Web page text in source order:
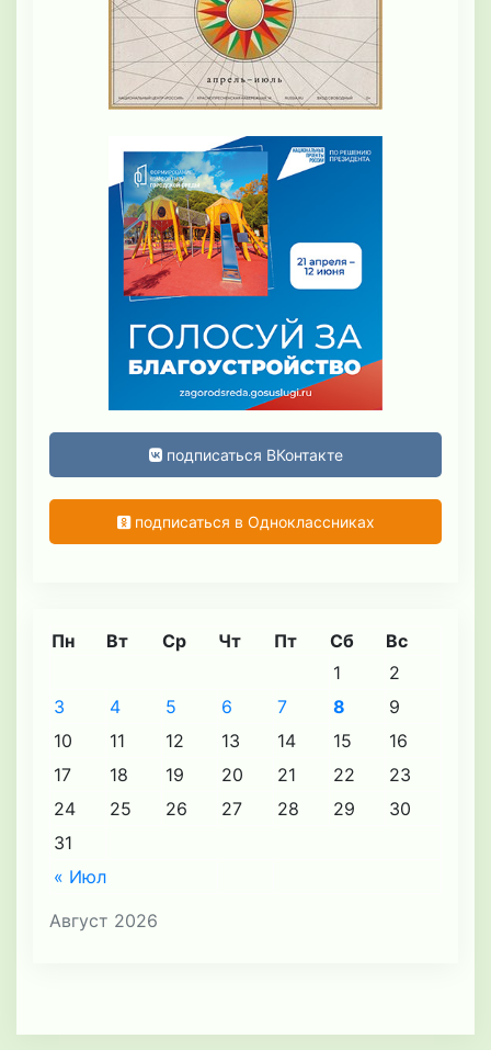
подписаться ВКонтакте
подписаться в Одноклассниках
Август 2026
Пн Вт Ср Чт Пт Сб Вс
« Июл
1
2
3
4 5 6 7 8
9
10
11 12 13 14 15
16
17
18 19 20 21 22
23
24
25 26 27 28 29
30
31